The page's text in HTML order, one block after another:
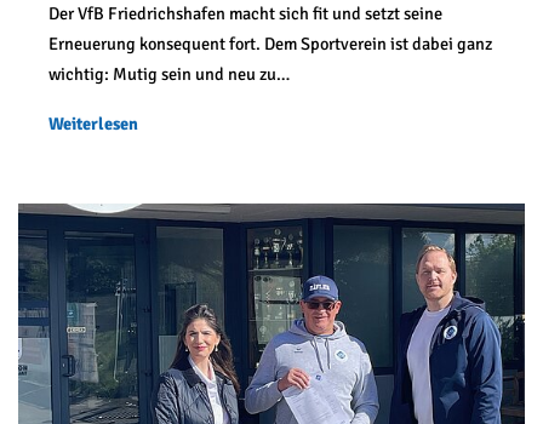
Der VfB Friedrichshafen macht sich fit und setzt seine
Erneuerung konsequent fort. Dem Sportverein ist dabei ganz
wichtig: Mutig sein und neu zu…
Weiterlesen